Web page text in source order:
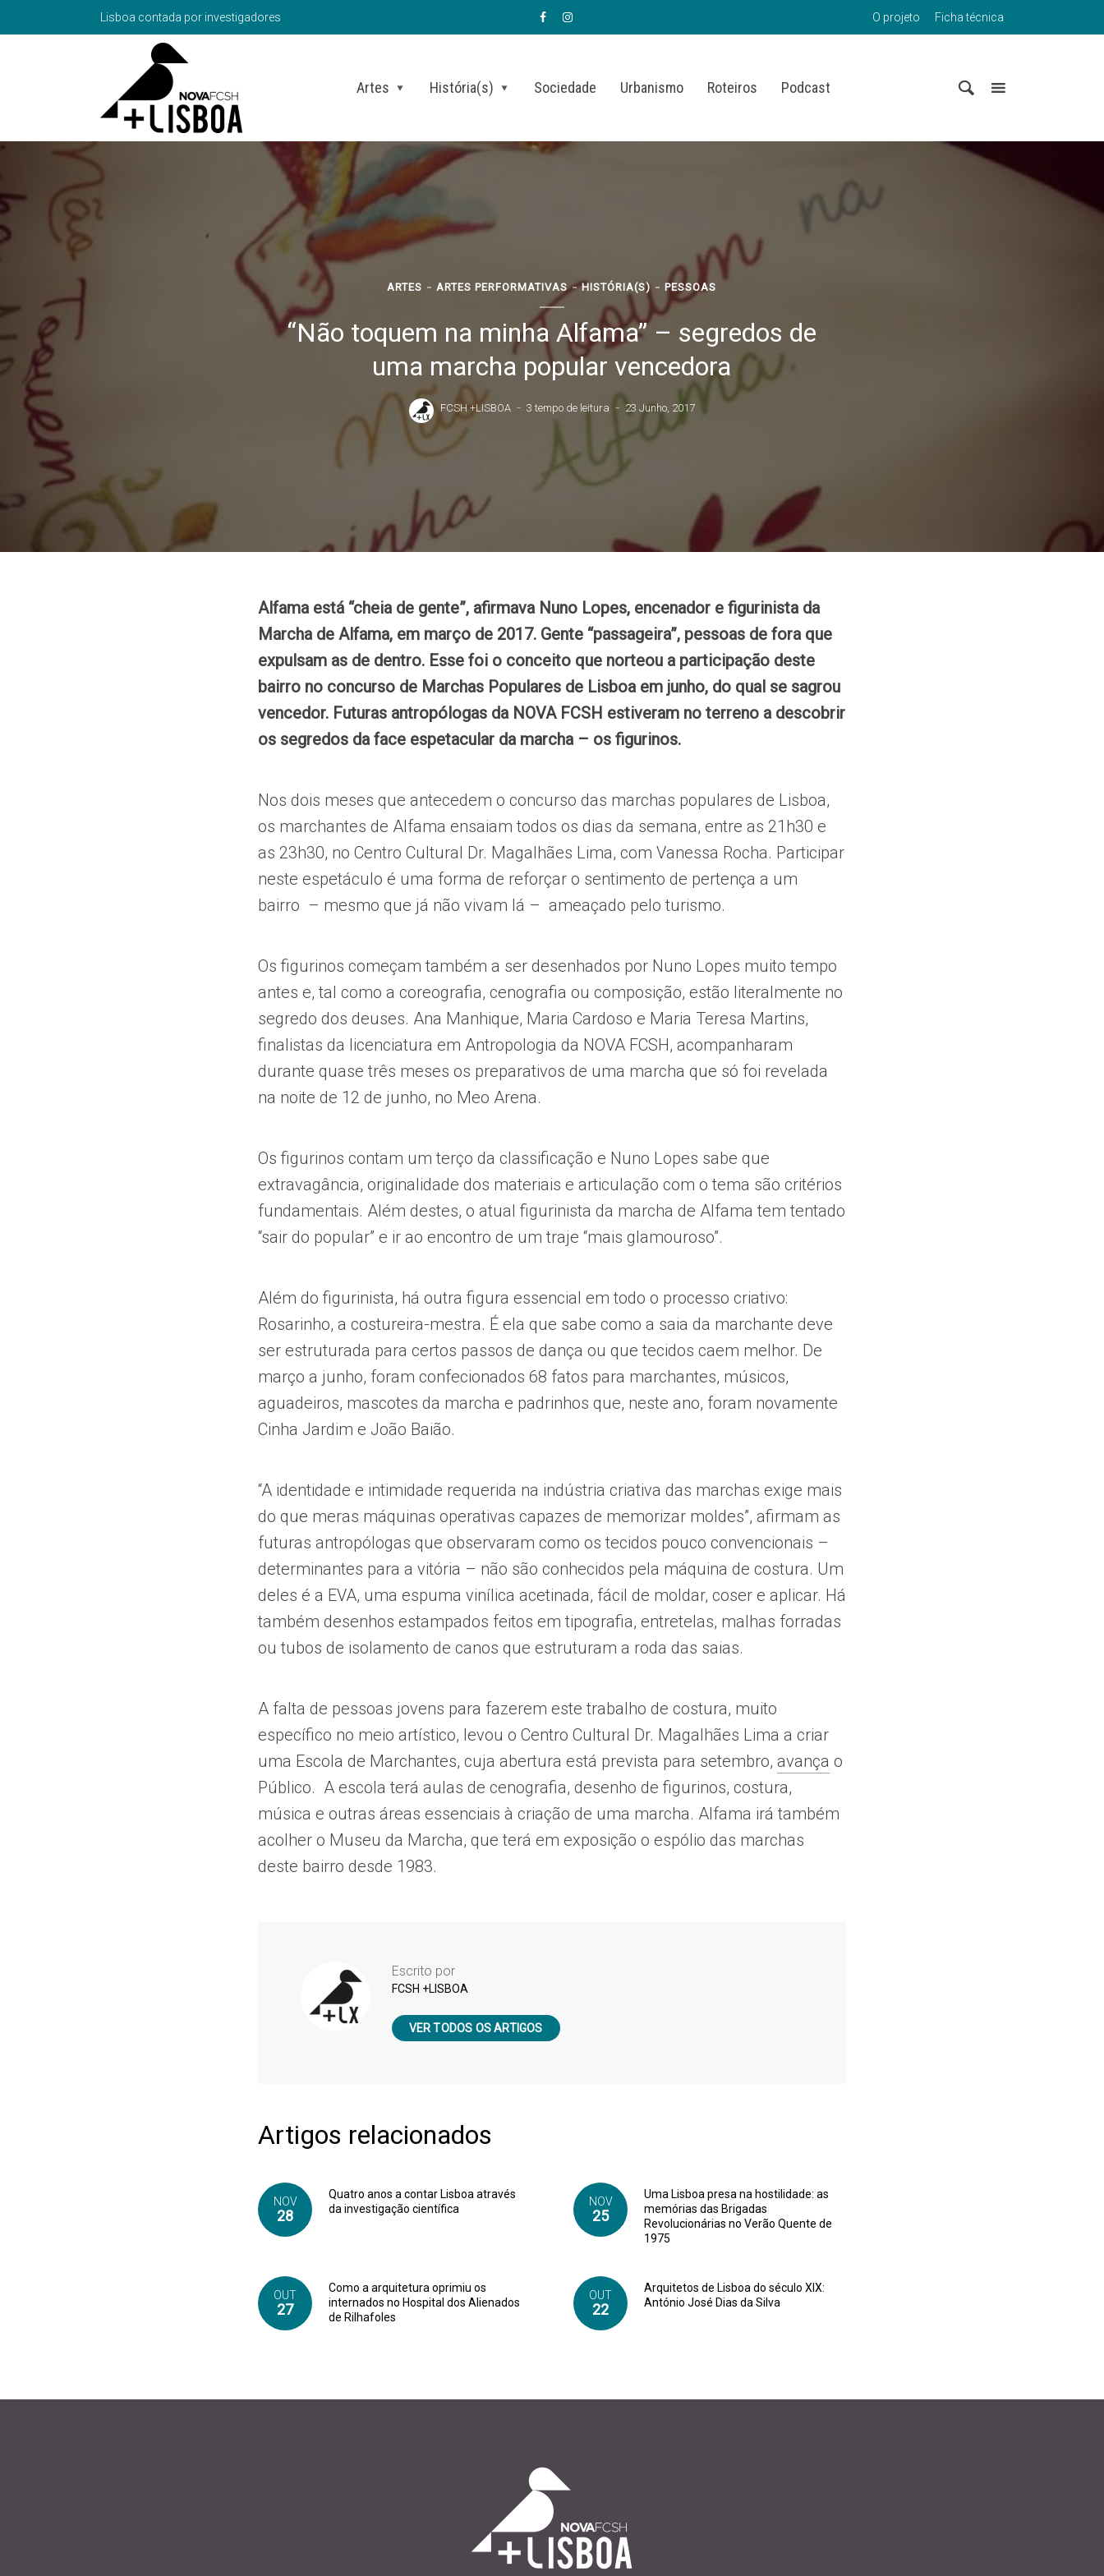
Lisboa contada por investigadores O projeto Ficha técnica
Artes História(s) Sociedade Urbanismo Roteiros Podcast
ARTES ARTES PERFORMATIVAS HISTÓRIA(S) PESSOAS
“Não toquem na minha Alfama” – segredos de
uma marcha popular vencedora
FCSH +LISBOA 3 tempo de leitura 23 Junho, 2017
Alfama está “cheia de gente”, afirmava Nuno Lopes, encenador e figurinista da
Marcha de Alfama, em março de 2017. Gente “passageira”, pessoas de fora que
expulsam as de dentro. Esse foi o conceito que norteou a participação deste
bairro no concurso de Marchas Populares de Lisboa em junho, do qual se sagrou
vencedor. Futuras antropólogas da NOVA FCSH estiveram no terreno a descobrir
os segredos da face espetacular da marcha – os figurinos.
Nos dois meses que antecedem o concurso das marchas populares de Lisboa,
os marchantes de Alfama ensaiam todos os dias da semana, entre as 21h30 e
as 23h30, no Centro Cultural Dr. Magalhães Lima, com Vanessa Rocha. Participar
neste espetáculo é uma forma de reforçar o sentimento de pertença a um
bairro – mesmo que já não vivam lá – ameaçado pelo turismo.
Os figurinos começam também a ser desenhados por Nuno Lopes muito tempo
antes e, tal como a coreografia, cenografia ou composição, estão literalmente no
segredo dos deuses. Ana Manhique, Maria Cardoso e Maria Teresa Martins,
finalistas da licenciatura em Antropologia da NOVA FCSH, acompanharam
durante quase três meses os preparativos de uma marcha que só foi revelada
na noite de 12 de junho, no Meo Arena.
Os figurinos contam um terço da classificação e Nuno Lopes sabe que
extravagância, originalidade dos materiais e articulação com o tema são critérios
fundamentais. Além destes, o atual figurinista da marcha de Alfama tem tentado
“sair do popular” e ir ao encontro de um traje “mais glamouroso”.
Além do figurinista, há outra figura essencial em todo o processo criativo:
Rosarinho, a costureira-mestra. É ela que sabe como a saia da marchante deve
ser estruturada para certos passos de dança ou que tecidos caem melhor. De
março a junho, foram confecionados 68 fatos para marchantes, músicos,
aguadeiros, mascotes da marcha e padrinhos que, neste ano, foram novamente
Cinha Jardim e João Baião.
“A identidade e intimidade requerida na indústria criativa das marchas exige mais
do que meras máquinas operativas capazes de memorizar moldes”, afirmam as
futuras antropólogas que observaram como os tecidos pouco convencionais –
determinantes para a vitória – não são conhecidos pela máquina de costura. Um
deles é a EVA, uma espuma vinílica acetinada, fácil de moldar, coser e aplicar. Há
também desenhos estampados feitos em tipografia, entretelas, malhas forradas
ou tubos de isolamento de canos que estruturam a roda das saias.
A falta de pessoas jovens para fazerem este trabalho de costura, muito
específico no meio artístico, levou o Centro Cultural Dr. Magalhães Lima a criar
uma Escola de Marchantes, cuja abertura está prevista para setembro, avança o
Público. A escola terá aulas de cenografia, desenho de figurinos, costura,
música e outras áreas essenciais à criação de uma marcha. Alfama irá também
acolher o Museu da Marcha, que terá em exposição o espólio das marchas
deste bairro desde 1983.
Escrito por
FCSH +LISBOA
VER TODOS OS ARTIGOS
Artigos relacionados
NOV
28
Quatro anos a contar Lisboa através
da investigação científica
NOV
25
Uma Lisboa presa na hostilidade: as
memórias das Brigadas
Revolucionárias no Verão Quente de
1975
OUT
27
Como a arquitetura oprimiu os
internados no Hospital dos Alienados
de Rilhafoles
OUT
22
Arquitetos de Lisboa do século XIX:
António José Dias da Silva